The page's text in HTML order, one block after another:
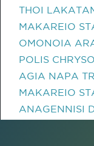
THOI
MAKAREIO
OMONOIA
POLIS
AGIA NAPA
MAKAREIO
ANAGENNISI